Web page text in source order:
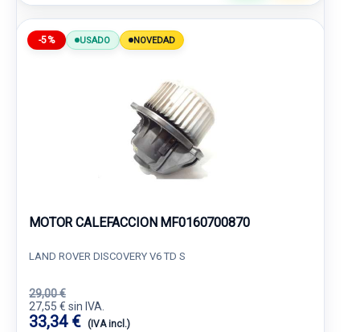
-5% USADO NOVEDAD
MOTOR CALEFACCION MF0160700870
LAND ROVER DISCOVERY V6 TD S
29,00 €
27,55 € sin IVA.
33,34 € (IVA incl.)